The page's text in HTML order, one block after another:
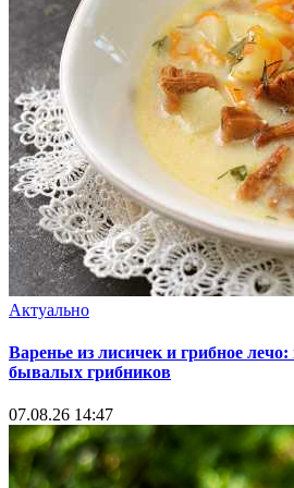
Актуально
Варенье из лисичек и грибное
бывалых грибников
07.08.26 14:47